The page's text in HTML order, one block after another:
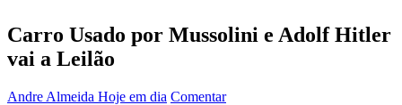
Carro Usado por Mussolini e Adolf Hitler
vai a Leilão
Andre Almeida Hoje em dia Comentar